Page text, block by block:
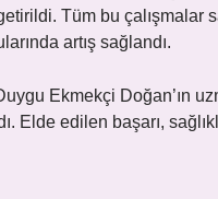
Tüm bu çalışmalar
artış sağlandı.
Ekmekçi Doğan’ın
Elde edilen başarı,